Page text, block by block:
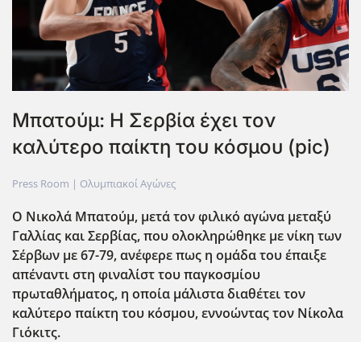
Μπατούμ: Η Σερβία έχει τον
καλύτερο παίκτη του κόσμου (pic)
Press Room | Ολυμπιακοί Αγώνες
Ο Νικολά Μπατούμ, μετά τον φιλικό αγώνα μεταξύ
Γαλλίας και Σερβίας, που ολοκληρώθηκε με νίκη των
Σέρβων με 67-79, ανέφερε πως η ομάδα του έπαιξε
απέναντι στη φιναλίστ του παγκοσμίου
πρωταθλήματος, η οποία μάλιστα διαθέτει τον
καλύτερο παίκτη του κόσμου, εννοώντας τον Νίκολα
Γιόκιτς.